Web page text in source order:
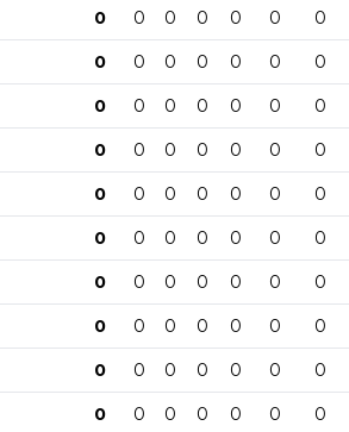
0 0 0 0 0 0 0
0 0 0 0 0 0 0
0 0 0 0 0 0 0
0 0 0 0 0 0 0
0 0 0 0 0 0 0
0 0 0 0 0 0 0
0 0 0 0 0 0 0
0 0 0 0 0 0 0
0 0 0 0 0 0 0
0 0 0 0 0 0 0